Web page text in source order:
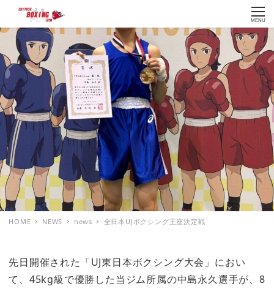
MENU
HOME NEWS news 全日本UJボクシング王座決定戦
先日開催された「UJ東日本ボクシング大会」におい
て、45kg級で優勝した当ジム所属の中島永久選手が、8